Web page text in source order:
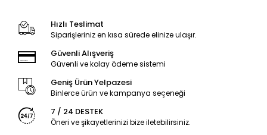
Hızlı Teslimat
Siparişleriniz en kısa sürede elinize ulaşır.
Güvenli Alışveriş
Güvenli ve kolay ödeme sistemi
Geniş Ürün Yelpazesi
Binlerce ürün ve kampanya seçeneği
7 / 24 DESTEK
Öneri ve şikayetlerinizi bize iletebilirsiniz.